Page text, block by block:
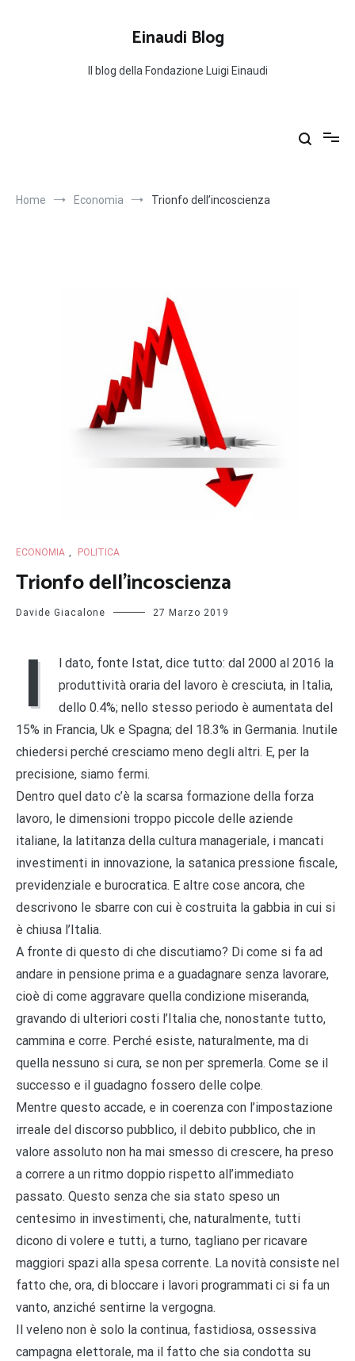
Einaudi Blog
Il blog della Fondazione Luigi Einaudi
Home Economia Trionfo dell’incoscienza
ECONOMIA , POLITICA
Trionfo dell’incoscienza
Davide Giacalone 27 Marzo 2019
I
l dato, fonte Istat, dice tutto: dal 2000 al 2016 la
produttività oraria del lavoro è cresciuta, in Italia,
dello 0.4%; nello stesso periodo è aumentata del
15% in Francia, Uk e Spagna; del 18.3% in Germania. Inutile
chiedersi perché cresciamo meno degli altri. E, per la
precisione, siamo fermi.
Dentro quel dato c’è la scarsa formazione della forza
lavoro, le dimensioni troppo piccole delle aziende
italiane, la latitanza della cultura manageriale, i mancati
investimenti in innovazione, la satanica pressione fiscale,
previdenziale e burocratica. E altre cose ancora, che
descrivono le sbarre con cui è costruita la gabbia in cui si
è chiusa l’Italia.
A fronte di questo di che discutiamo? Di come si fa ad
andare in pensione prima e a guadagnare senza lavorare,
cioè di come aggravare quella condizione miseranda,
gravando di ulteriori costi l’Italia che, nonostante tutto,
cammina e corre. Perché esiste, naturalmente, ma di
quella nessuno si cura, se non per spremerla. Come se il
successo e il guadagno fossero delle colpe.
Mentre questo accade, e in coerenza con l’impostazione
irreale del discorso pubblico, il debito pubblico, che in
valore assoluto non ha mai smesso di crescere, ha preso
a correre a un ritmo doppio rispetto all’immediato
passato. Questo senza che sia stato speso un
centesimo in investimenti, che, naturalmente, tutti
dicono di volere e tutti, a turno, tagliano per ricavare
maggiori spazi alla spesa corrente. La novità consiste nel
fatto che, ora, di bloccare i lavori programmati ci si fa un
vanto, anziché sentirne la vergogna.
Il veleno non è solo la continua, fastidiosa, ossessiva
campagna elettorale, ma il fatto che sia condotta su